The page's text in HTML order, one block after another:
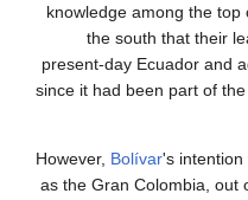
knowledge
the south
present-day
since it had
However,Bolívar
as the Gran